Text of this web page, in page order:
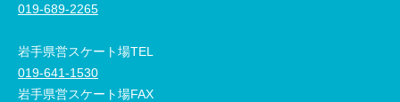
019-689-2265
岩手県営スケート場TEL
019-641-1530
岩手県営スケート場FAX